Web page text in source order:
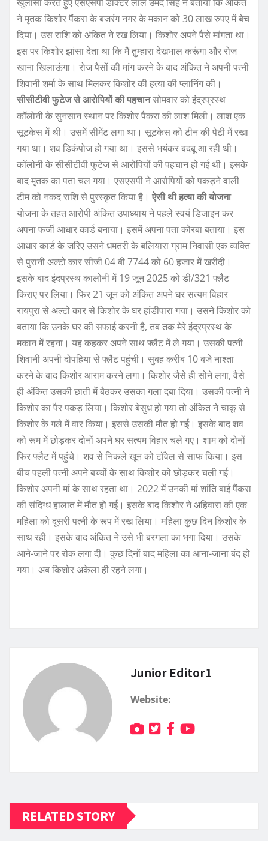
ने मृतक किशोर पैंकरा के बजरंग नगर के मकान को 30 लाख रुपए में बेच
दिया। उस राशि को अंकित ने रख लिया। किशोर अपने पैसे मांगता था।
इस पर किशोर झांसा देता था कि मैं तुम्हारा देखभाल करूंगा और रोज
खाना खिलाऊंगा। रोज पैसों की मांग करने के बाद अंकित ने अपनी पत्नी
शिवानी शर्मा के साथ मिलकर किशोर की हत्या की प्लानिंग की।
सीसीटीवी फुटेज से आरोपियों की पहचानसोमवार को इंद्रप्रस्थ
कॉलोनी के सुनसान स्थान पर किशोर पैंकरा की लाश मिली। लाश एक
सूटकेस में थी। उसमें सीमेंट लगा था। सूटकेस को टीन की पेटी में रखा
गया था। शव डिकंपोज हो गया था। इससे भयंकर बदबू आ रही थी।
कॉलोनी के सीसीटीवी फुटेज से आरोपियों की पहचान हो गई थी। इसके
बाद मृतक का पता चल गया। एसएसपी ने आरोपियों को पकड़ने वाली
टीम को नकद राशि से पुरस्कृत किया है। ऐसी थी हत्या की योजना
योजना के तहत आरोपी अंकित उपाध्याय ने पहले स्वयं डिजाइन कर
अपना फर्जी आधार कार्ड बनाया। इसमें अपना पता कोरबा बताया। इस
आधार कार्ड के जरिए उसने धमतरी के बलियारा ग्राम निवासी एक व्यक्ति
से पुरानी अल्टो कार सीजी 04 बी 7744 को 60 हजार में खरीदी।
इसके बाद इंदप्रस्थ कालोनी में 19 जून 2025 को डी/321 फ्लैट
किराए पर लिया। फिर 21 जून को अंकित अपने घर सत्यम विहार
रायपुरा से अल्टो कार से किशोर के घर हांडीपारा गया। उसने किशोर को
बताया कि उनके घर की सफाई करनी है, तब तक मेरे इंद्रप्रस्थ के
मकान में रहना। यह कहकर अपने साथ फ्लैट में ले गया। उसकी पत्नी
शिवानी अपनी दोपहिया से फ्लैट पहुंची। सुबह करीब 10 बजे नाश्ता
करने के बाद किशोर आराम करने लगा। किशोर जैसे ही सोने लगा, वैसे
ही अंकित उसकी छाती में बैठकर उसका गला दबा दिया। उसकी पत्नी ने
किशोर का पैर पकड़ लिया। किशोर बेसुध हो गया तो अंकित ने चाकू से
किशोर के गले में वार किया। इससे उसकी मौत हो गई। इसके बाद शव
को रूम में छोड़कर दोनों अपने घर सत्यम विहार चले गए। शाम को दोनों
फिर फ्लैट में पहुंचे। शव से निकले खून को टॉवेल से साफ किया। इस
बीच पहली पत्नी अपने बच्चों के साथ किशोर को छोड़कर चली गई।
किशोर अपनी मां के साथ रहता था। 2022 में उनकी मां शांति बाई पैंकरा
की संदिग्ध हालात में मौत हो गई। इसके बाद किशोर ने अहिवारा की एक
महिला को दूसरी पत्नी के रूप में रख लिया। महिला कुछ दिन किशोर के
साथ रही। इसके बाद अंकित ने उसे भी बरगला का भगा दिया। उसके
आने-जाने पर रोक लगा दी। कुछ दिनों बाद महिला का आना-जाना बंद हो
गया। अब किशोर अकेला ही रहने लगा।
Junior Editor1
Website:
RELATED STORY